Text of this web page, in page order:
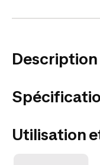
Description
Utilisation